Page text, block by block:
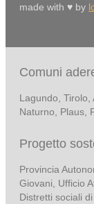
made with ♥ by
Comuni
Lagundo, Tirolo,
Naturno, Plaus,
Progetto
Provincia
Giovani, Ufficio
Distretti sociali